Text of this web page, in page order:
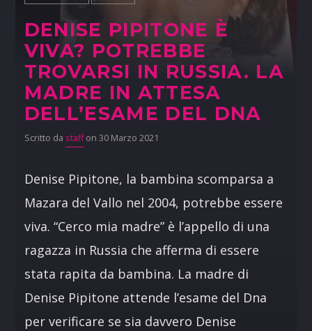
DENISE PIPITONE È
VIVA? POTREBBE
TROVARSI IN RUSSIA. LA
MADRE IN ATTESA
DELL’ESAME DEL DNA
Scritto da staffon 30 Marzo 2021
Denise Pipitone, la bambina scomparsa a
Mazara del Vallo nel 2004, potrebbe essere
viva. “Cerco mia madre” è l’appello di una
ragazza in Russia che afferma di essere
stata rapita da bambina. La madre di
Denise Pipitone attende l’esame del Dna
per verificare se sia davvero Denise